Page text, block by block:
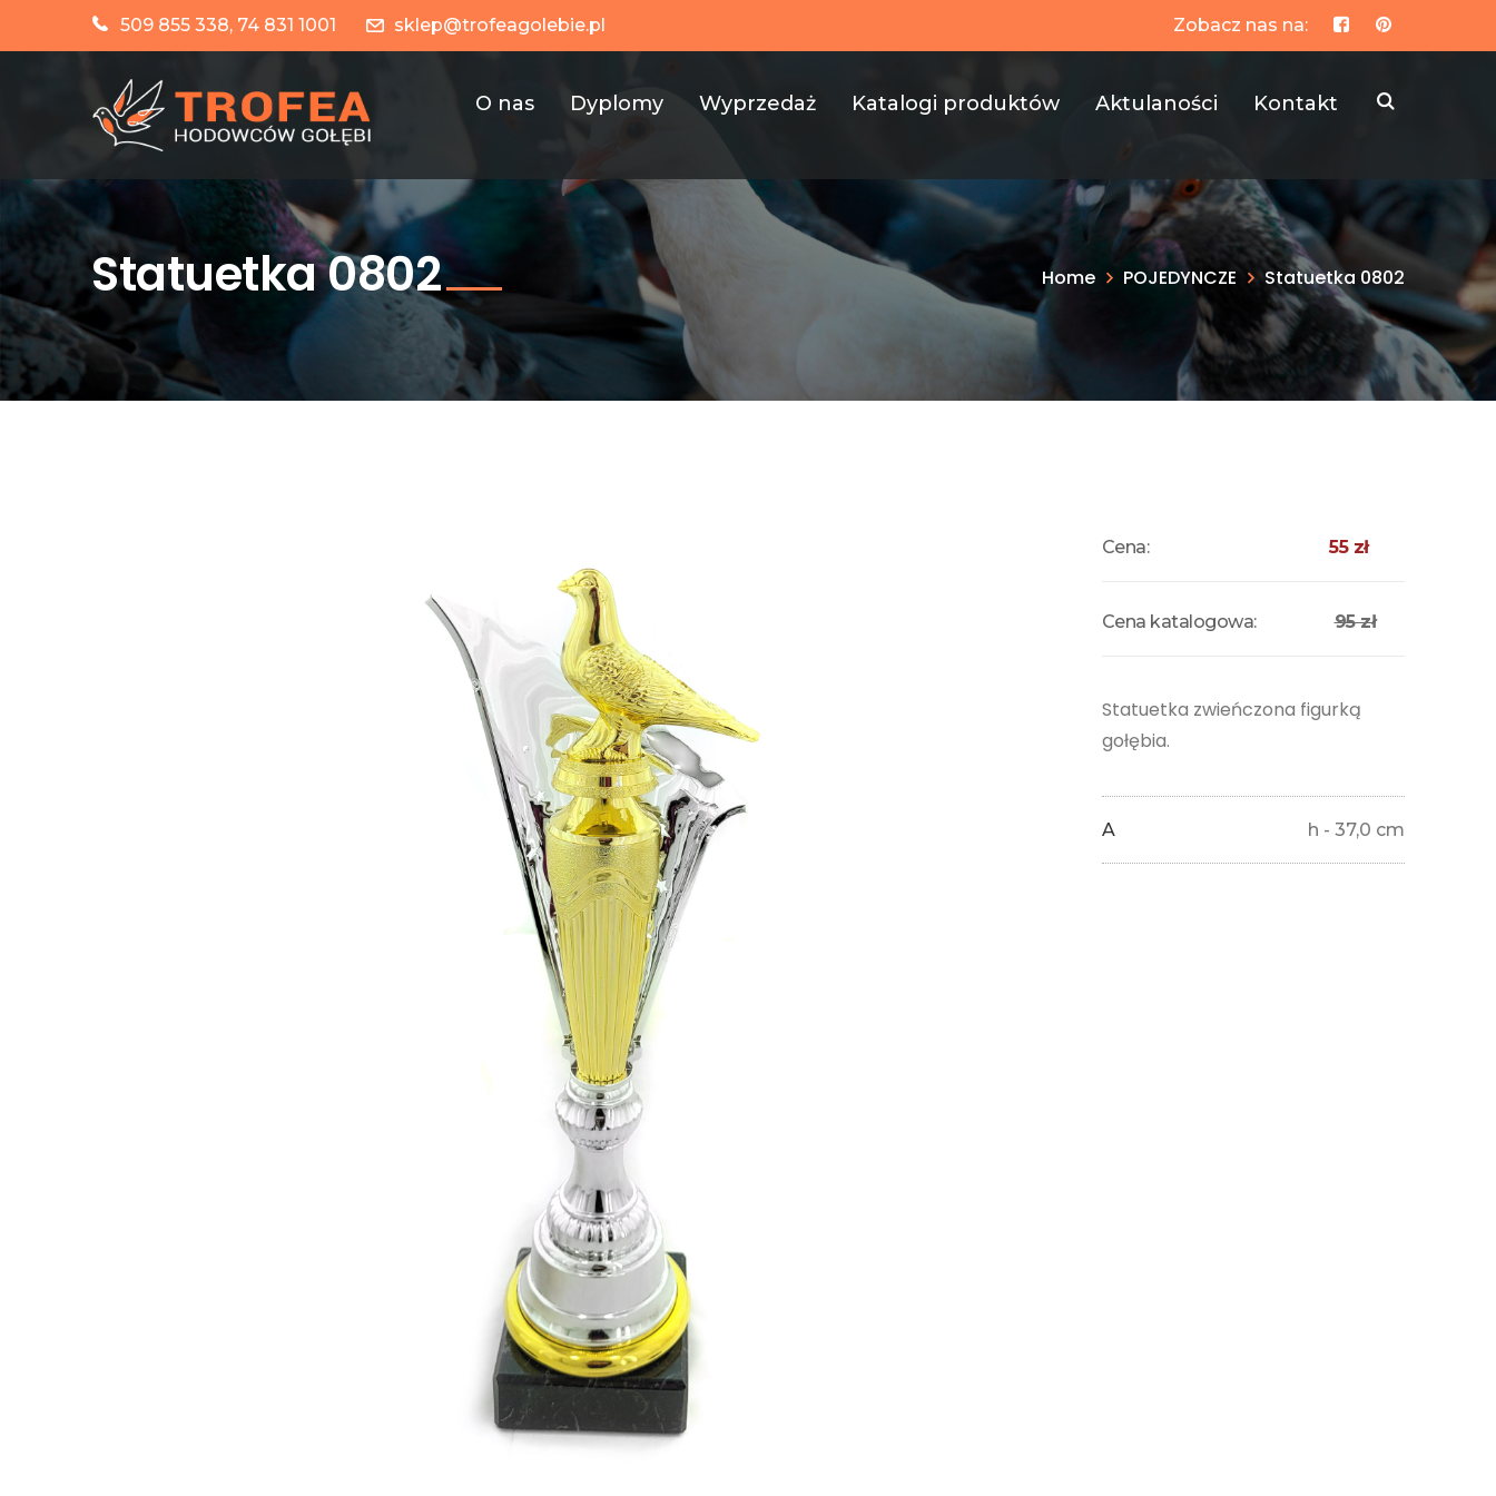
509 855 338, 74 831 1001 sklep@trofeagolebie.pl Zobacz nas na:
Facebook
Profile
Pinterest
Profile
O nas Dyplomy Wyprzedaż Katalogi produktów Aktulaności Kontakt
Statuetka 0802 Home POJEDYNCZE Statuetka 0802
Cena: 55 zł
Cena katalogowa: 95 zł
Statuetka zwieńczona figurką
gołębia.
A h - 37,0 cm